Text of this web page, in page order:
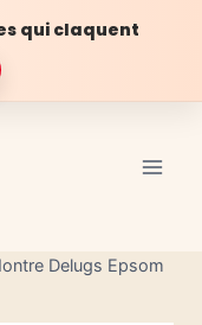
qui claquent
Delugs Epsom